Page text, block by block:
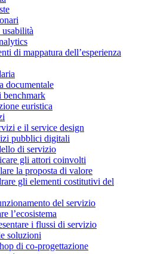
di mappatura dell’esperienza
documentale
benchmark
euristica
e il service design
pubblici digitali
di servizio
gli attori coinvolti
la proposta di valore
gli elementi costitutivi del
del servizio
l’ecosistema
i flussi di servizio
soluzioni
di co-progettazione